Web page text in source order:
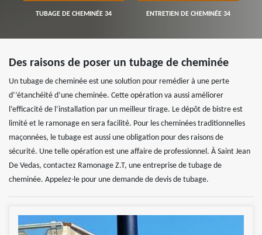
TUBAGE DE CHEMINÉE 34 ENTRETIEN DE CHEMINÉE 34
Des raisons de poser un tubage de cheminée
Un tubage de cheminée est une solution pour remédier à une perte
d’’étanchéité d’une cheminée. Cette opération va aussi améliorer
l’efficacité de l’installation par un meilleur tirage. Le dépôt de bistre est
limité et le ramonage en sera facilité. Pour les cheminées traditionnelles
maçonnées, le tubage est aussi une obligation pour des raisons de
sécurité. Une telle opération est une affaire de professionnel. À Saint Jean
De Vedas, contactez Ramonage Z.T, une entreprise de tubage de
cheminée. Appelez-le pour une demande de devis de tubage.